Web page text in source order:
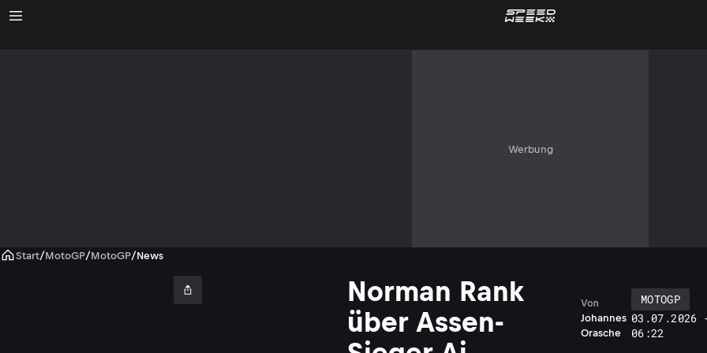
Werbung
Start/MotoGP/MotoGP/News
Norman Rank
über Assen-
Johannes
Orasche
Von
MOTOGP
03.07.2026
06:22